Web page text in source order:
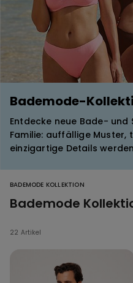
Bademode-
Entdecke neue Bade-
Familie: auffällige Muster,
einzigartige Details
BADEMODE KOLLEKTION
Bademode
22 Artikel